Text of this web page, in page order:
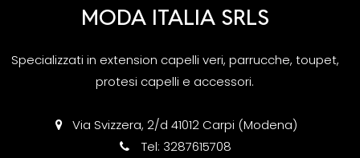
MODA ITALIA SRLS
Specializzati in extension capelli veri, parrucche, toupet,
protesi capelli e accessori.
Via Svizzera, 2/d 41012 Carpi (Modena)
Tel: 3287615708